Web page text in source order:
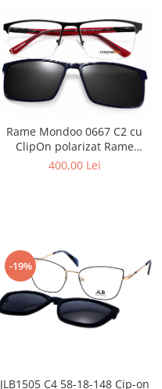
Rame Mondoo 0667 C2 cu
ClipOn polarizat Rame
Ochelari de Vedere
400,00 Lei
-19%
JLB1505 C4 58-18-148 Cip-on